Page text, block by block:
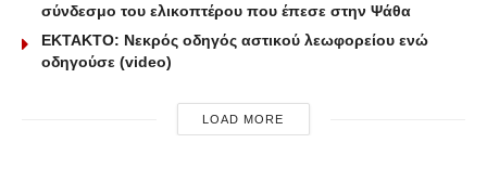
σύνδεσμο του ελικοπτέρου που έπεσε στην Ψάθα
ΕΚΤΑΚΤΟ: Νεκρός οδηγός αστικού λεωφορείου ενώ
οδηγούσε (video)
LOAD MORE